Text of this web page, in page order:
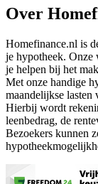
Over
Homefinance.nl is
je hypotheek. Onze
je helpen bij het
Met onze handige
maandelijkse lasten
Hierbij wordt
leenbedrag, de
Bezoekers kunnen